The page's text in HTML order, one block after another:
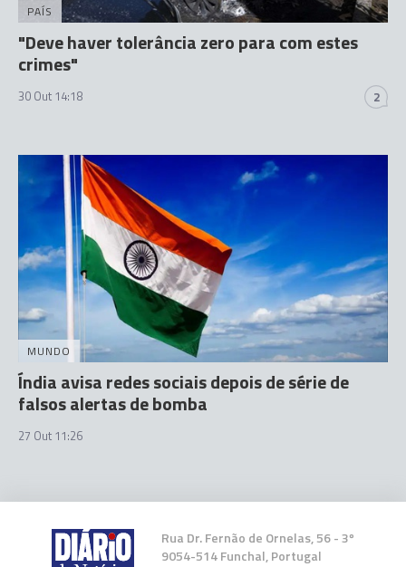
PAÍS
"Deve haver tolerância zero para com estes
crimes"
30 Out 14:18 2
MUNDO
Índia avisa redes sociais depois de série de
falsos alertas de bomba
27 Out 11:26
Rua Dr. Fernão de Ornelas, 56 - 3º
9054-514 Funchal, Portugal